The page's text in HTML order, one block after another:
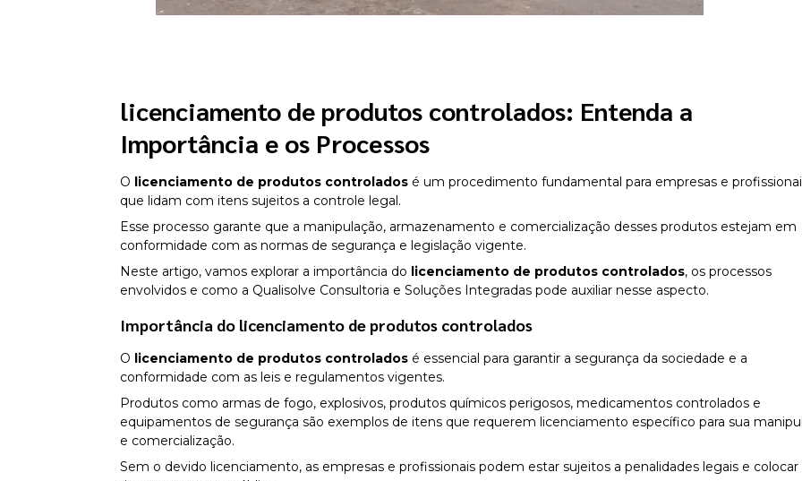
licenciamento de produtos controlados: Entenda a
Importância e os Processos
O licenciamento de produtos controlados é um procedimento fundamental para empresas e
que lidam com itens sujeitos a controle legal.
Esse processo garante que a manipulação, armazenamento e comercialização desses produtos estejam em
conformidade com as normas de segurança e legislação vigente.
Neste artigo, vamos explorar a importância do licenciamento de produtos controlados, os processos
envolvidos e como a Qualisolve Consultoria e Soluções Integradas pode auxiliar nesse aspecto.
Importância do licenciamento de produtos controlados
O licenciamento de produtos controlados é essencial para garantir a segurança da sociedade e a
conformidade com as leis e regulamentos vigentes.
Produtos como armas de fogo, explosivos, produtos químicos perigosos, medicamentos controlados e
equipamentos de segurança são exemplos de itens que requerem licenciamento específico para sua
e comercialização.
Sem o devido licenciamento, as empresas e profissionais podem estar sujeitos a penalidades legais e